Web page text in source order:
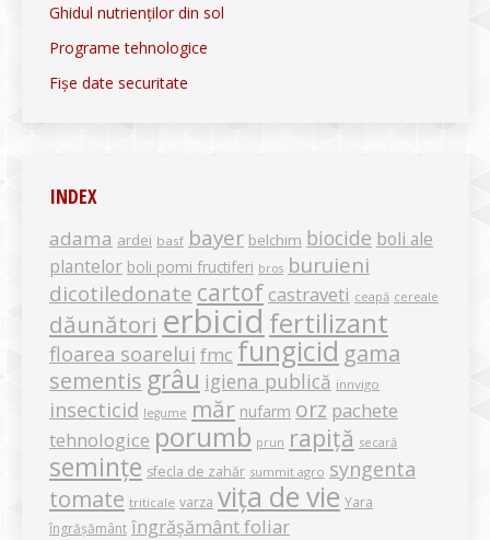
Ghidul nutrienților din sol
Programe tehnologice
Fișe date securitate
INDEX
adama ardei basf bayer belchim biocide boli ale
plantelor boli pomi fructiferi bros buruieni
dicotiledonate cartof castraveti ceapă cereale
dăunători erbicidfertilizant
floarea soarelui fmc fungicid gama
sementis grâu igiena publică innvigo
insecticid legume măr nufarm orz pachete
tehnologice porumb prun rapiță secară
semințe sfecla de zahăr summit agro syngenta
tomate triticale varza vița de vie Yara
îngrășământ îngrășământ foliar